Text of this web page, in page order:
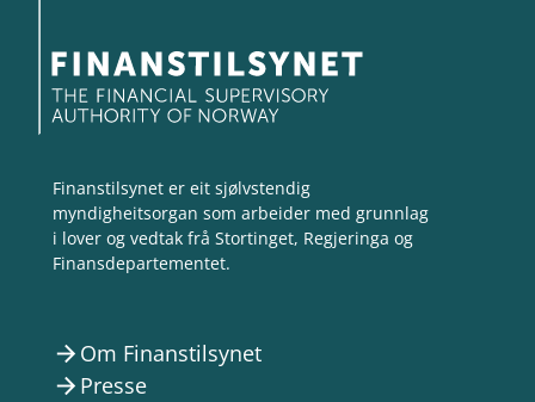
Finanstilsynet er eit sjølvstendig
myndigheitsorgan som arbeider med grunnlag
i lover og vedtak frå Stortinget, Regjeringa og
Finansdepartementet.
arrow_forward Om Finanstilsynet
arrow_forward Presse